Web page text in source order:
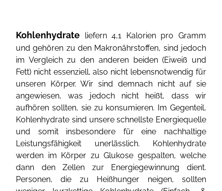
Kohlenhydrate liefern 4,1 Kalorien pro Gramm
und gehören zu den Makronährstoffen, sind jedoch
im Vergleich zu den anderen beiden (Eiweiß und
Fett) nicht essenziell, also nicht lebensnotwendig für
unseren Körper. Wir sind demnach nicht auf sie
angewiesen, was jedoch nicht heißt, dass wir
aufhören sollten, sie zu konsumieren. Im Gegenteil,
Kohlenhydrate sind unsere schnellste Energiequelle
und somit insbesondere für eine nachhaltige
Leistungsfähigkeit unerlässlich. Kohlenhydrate
werden im Körper zu Glukose gespalten, welche
dann den Zellen zur Energiegewinnung dient.
Personen, die zu Heißhunger neigen, sollten